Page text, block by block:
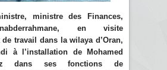
ministre des Finances,
en visite
travail dans la wilaya d’Oran,
à l’installation de Mohamed
dans ses fonctions de